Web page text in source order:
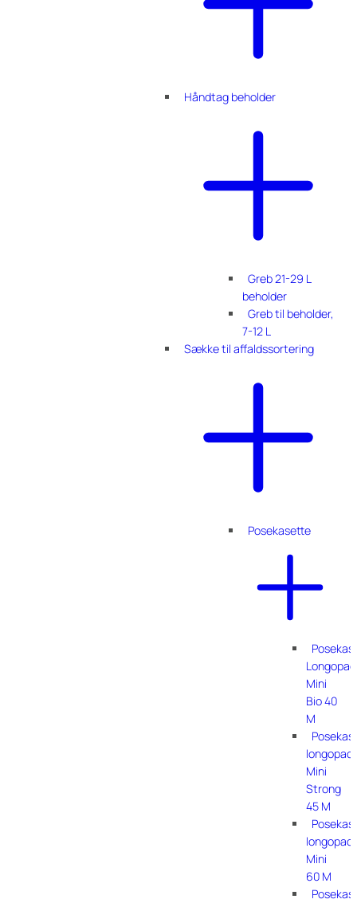
Håndtag beholder
Greb 21-29 L
beholder
Greb til beholder,
7-12 L
Sække til affaldssortering
Posekasette
Longopac
Mini
Bio 40
M
longopac
Mini
Strong
45 M
longopac
Mini
60 M